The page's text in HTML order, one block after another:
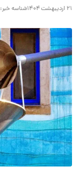
۲۱ اردیبهشت ۱۴۰۴ شناسه خبر: